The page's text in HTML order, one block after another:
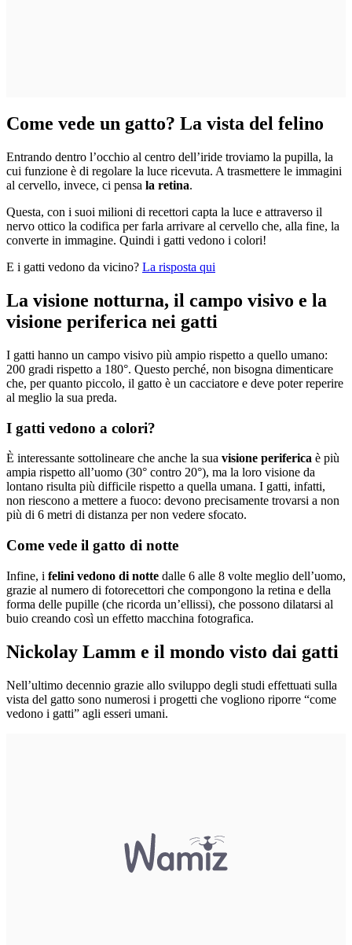
Come vede un gatto? La vista del felino
Entrando dentro l’occhio al centro dell’iride troviamo la pupilla, la
cui funzione è di regolare la luce ricevuta. A trasmettere le immagini
al cervello, invece, ci pensa la retina.
Questa, con i suoi milioni di recettori capta la luce e attraverso il
nervo ottico la codifica per farla arrivare al cervello che, alla fine, la
converte in immagine. Quindi i gatti vedono i colori!
E i gatti vedono da vicino? La risposta qui
La visione notturna, il campo visivo e la
visione periferica nei gatti
I gatti hanno un campo visivo più ampio rispetto a quello umano:
200 gradi rispetto a 180°. Questo perché, non bisogna dimenticare
che, per quanto piccolo, il gatto è un cacciatore e deve poter reperire
al meglio la sua preda.
I gatti vedono a colori?
È interessante sottolineare che anche la sua visione periferica è più
ampia rispetto all’uomo (30° contro 20°), ma la loro visione da
lontano risulta più difficile rispetto a quella umana. I gatti, infatti,
non riescono a mettere a fuoco: devono precisamente trovarsi a non
più di 6 metri di distanza per non vedere sfocato.
Come vede il gatto di notte
Infine, i felini vedono di notte dalle 6 alle 8 volte meglio dell’uomo,
grazie al numero di fotorecettori che compongono la retina e della
forma delle pupille (che ricorda un’ellissi), che possono dilatarsi al
buio creando così un effetto macchina fotografica.
Nickolay Lamm e il mondo visto dai gatti
Nell’ultimo decennio grazie allo sviluppo degli studi effettuati sulla
vista del gatto sono numerosi i progetti che vogliono riporre “come
vedono i gatti” agli esseri umani.